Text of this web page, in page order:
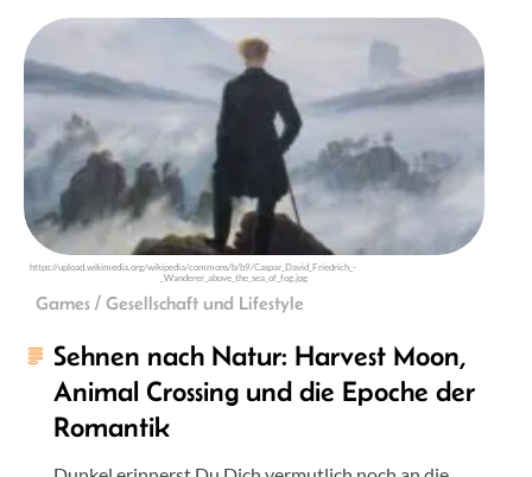
https://upload.wikimedia.org/wikipedia/commons/b/b9/Caspar_David_Friedrich_-
_Wanderer_above_the_sea_of_fog.jpg
Games / Gesellschaft und Lifestyle
Sehnen nach Natur: Harvest Moon,
Animal Crossing und die Epoche der
Romantik